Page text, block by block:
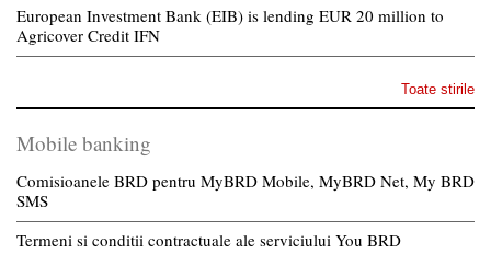
European Investment Bank (EIB) is lending EUR 20 million to
Agricover Credit IFN
Toate stirile
Mobile banking
Comisioanele BRD pentru MyBRD Mobile, MyBRD Net, My BRD
SMS
Termeni si conditii contractuale ale serviciului You BRD